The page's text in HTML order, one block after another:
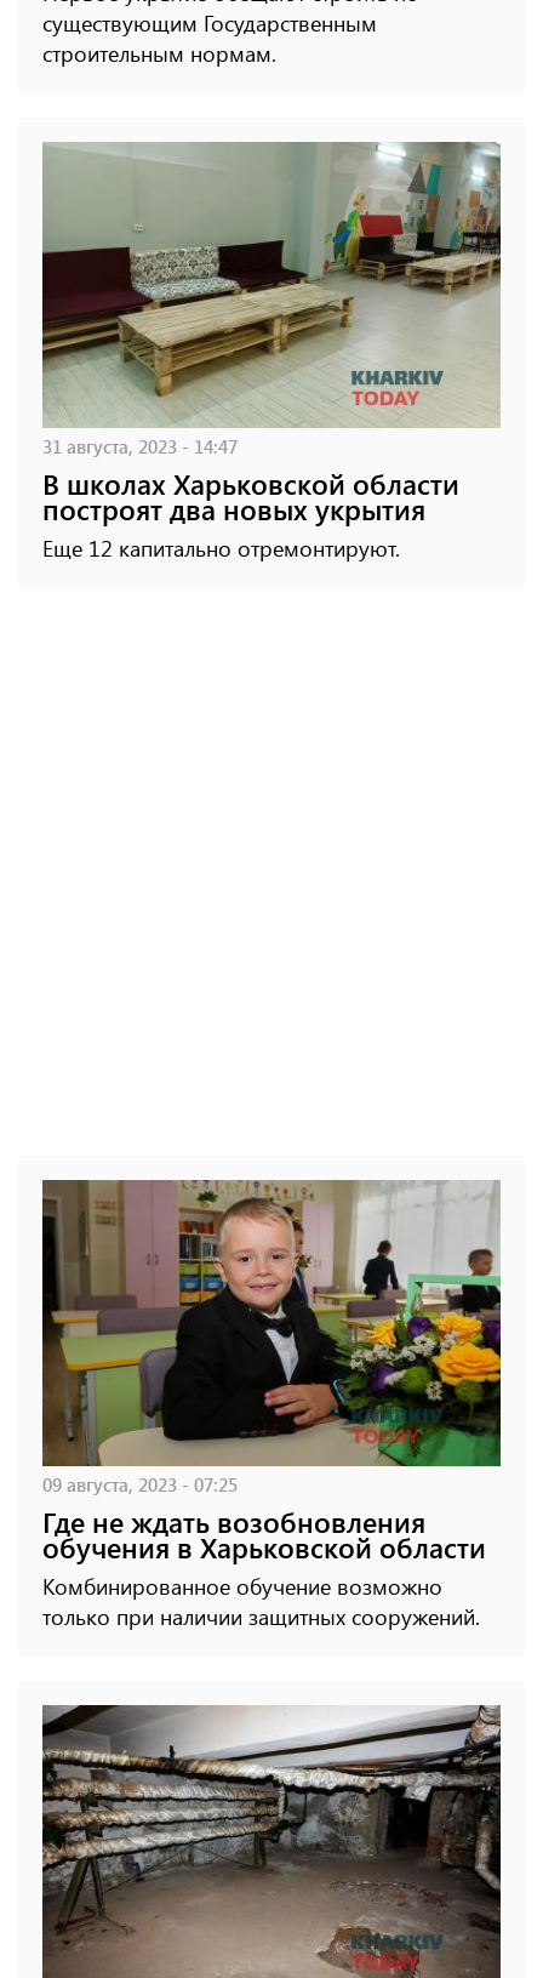
существующим Государственным
строительным нормам.
31 августа, 2023 - 14:47
В школах Харьковской области
построят два новых укрытия
Еще 12 капитально отремонтируют.
09 августа, 2023 - 07:25
Где не ждать возобновления
обучения в Харьковской области
Комбинированное обучение возможно
только при наличии защитных сооружений.